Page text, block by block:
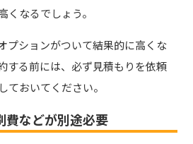
くなるでしょう。
プションがついて結果的に高くな
する前には、必ず見積もりを依頼
ておいてください。
費などが別途必要